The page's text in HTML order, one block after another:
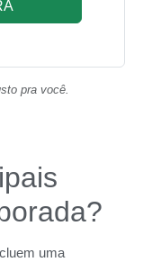
pra você.
uma